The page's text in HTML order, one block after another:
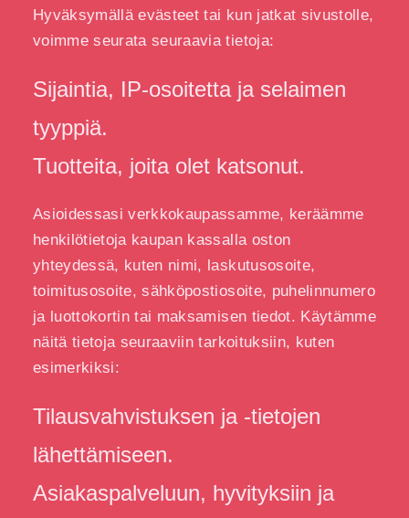
Hyväksymällä evästeet tai kun jatkat sivustolle,
voimme seurata seuraavia tietoja:
Sijaintia, IP-osoitetta ja selaimen
tyyppiä.
Tuotteita, joita olet katsonut.
Asioidessasi verkkokaupassamme, keräämme
henkilötietoja kaupan kassalla oston
yhteydessä, kuten nimi, laskutusosoite,
toimitusosoite, sähköpostiosoite, puhelinnumero
ja luottokortin tai maksamisen tiedot. Käytämme
näitä tietoja seuraaviin tarkoituksiin, kuten
esimerkiksi:
Tilausvahvistuksen ja -tietojen
lähettämiseen.
Asiakaspalveluun, hyvityksiin ja